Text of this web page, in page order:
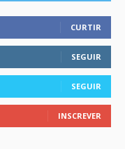
CURTIR
SEGUIR
SEGUIR
INSCREVER